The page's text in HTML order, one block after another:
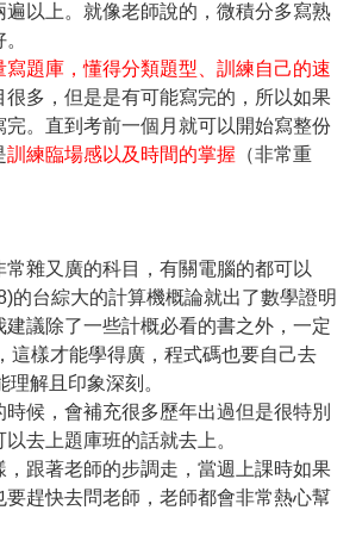
遍以上。就像老師說的，微積分多寫熟
寫題庫，懂得分類題型、訓練自己的速
很多，但是是有可能寫完的，所以如果
完。直到考前一個月就可以開始寫整份
訓練臨場感以及時間的掌握 （非常重
雜又廣的科目，有關電腦的都可以
的台綜大的計算機概論就出了數學證明
議除了一些計概必看的書之外，一定
這樣才能學得廣，程式碼也要自己去
解且印象深刻。
候，會補充很多歷年出過但是很特別
去上題庫班的話就去上。
，跟著老師的步調走，當週上課時如果
要趕快去問老師，老師都會非常熱心幫